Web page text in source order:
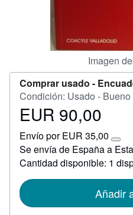
Imagen
Comprar usado -
Condición: Usado - Bueno
Precio
90,00
EUR 90,00
Envío por EUR 35,00
Más
Se envía de España a
Cantidad disponible: 1
Añadir